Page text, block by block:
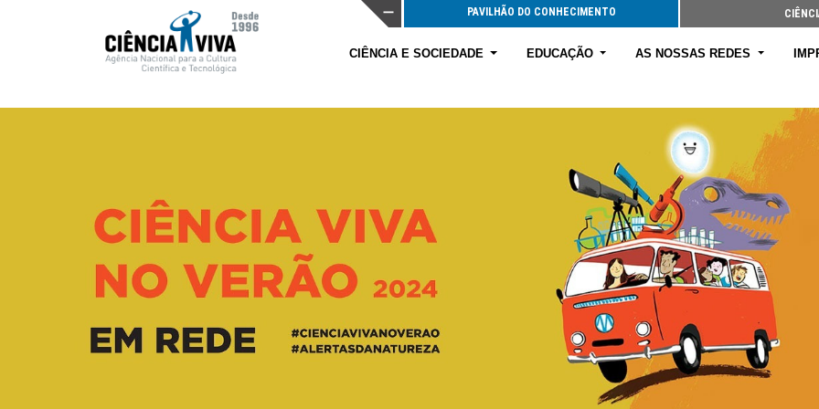
PAVILHÃO DO CONHECIMENTO
CIÊNCIA E SOCIEDADE EDUCAÇÃO AS NOSSAS REDES